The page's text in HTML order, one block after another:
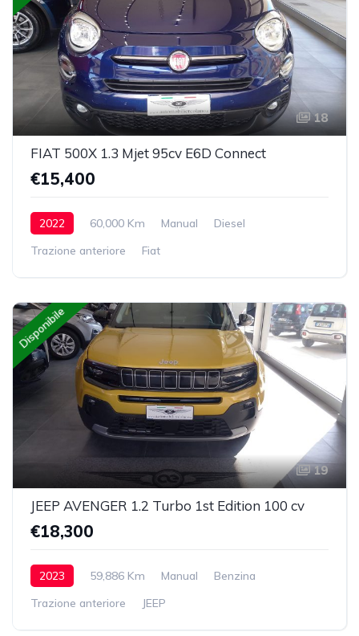
18
FIAT 500X 1.3 Mjet 95cv E6D Connect
€15,400
2022 60,000 Km Manual
Diesel
Trazione anteriore
Fiat
Disponibile
19
JEEP AVENGER 1.2 Turbo 1st Edition 100 cv
€18,300
2023 59,886 Km Manual
Benzina
Trazione anteriore
JEEP